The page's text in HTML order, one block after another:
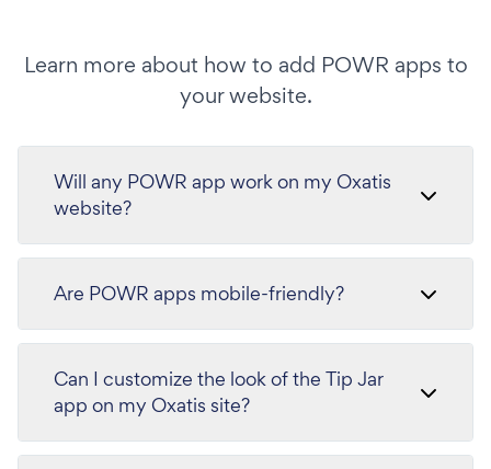
Learn more about how to add POWR apps to
your website.
Will any POWR app work on my Oxatis
website?
Are POWR apps mobile-friendly?
Can I customize the look of the Tip Jar
app on my Oxatis site?